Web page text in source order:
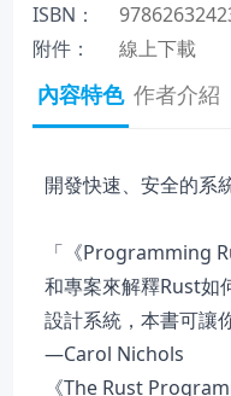
ISBN：
附件：
線上下載
內容特色 作者介紹
開發快速、安全的系
「《Programming
和專案來解釋Rust如
設計系統，本書可讓
—Carol Nichols
《The Rust